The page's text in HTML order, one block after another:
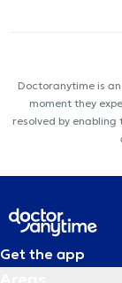
Doctoranytime is
moment they
resolved by
Get the app